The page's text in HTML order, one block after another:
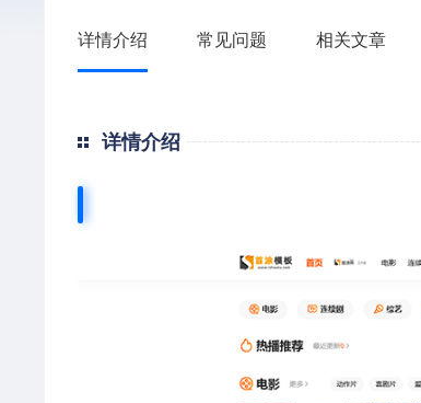
详情介绍 常见问题 相关文章
详情介绍
首